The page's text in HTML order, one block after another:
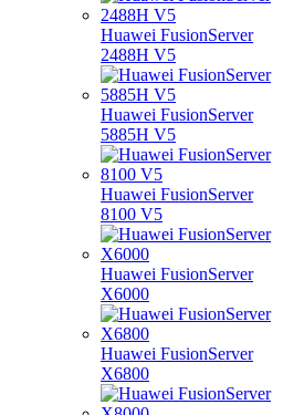
Huawei FusionServer
2488H V5
Huawei FusionServer
5885H V5
Huawei FusionServer
8100 V5
Huawei FusionServer
X6000
Huawei FusionServer
X6800